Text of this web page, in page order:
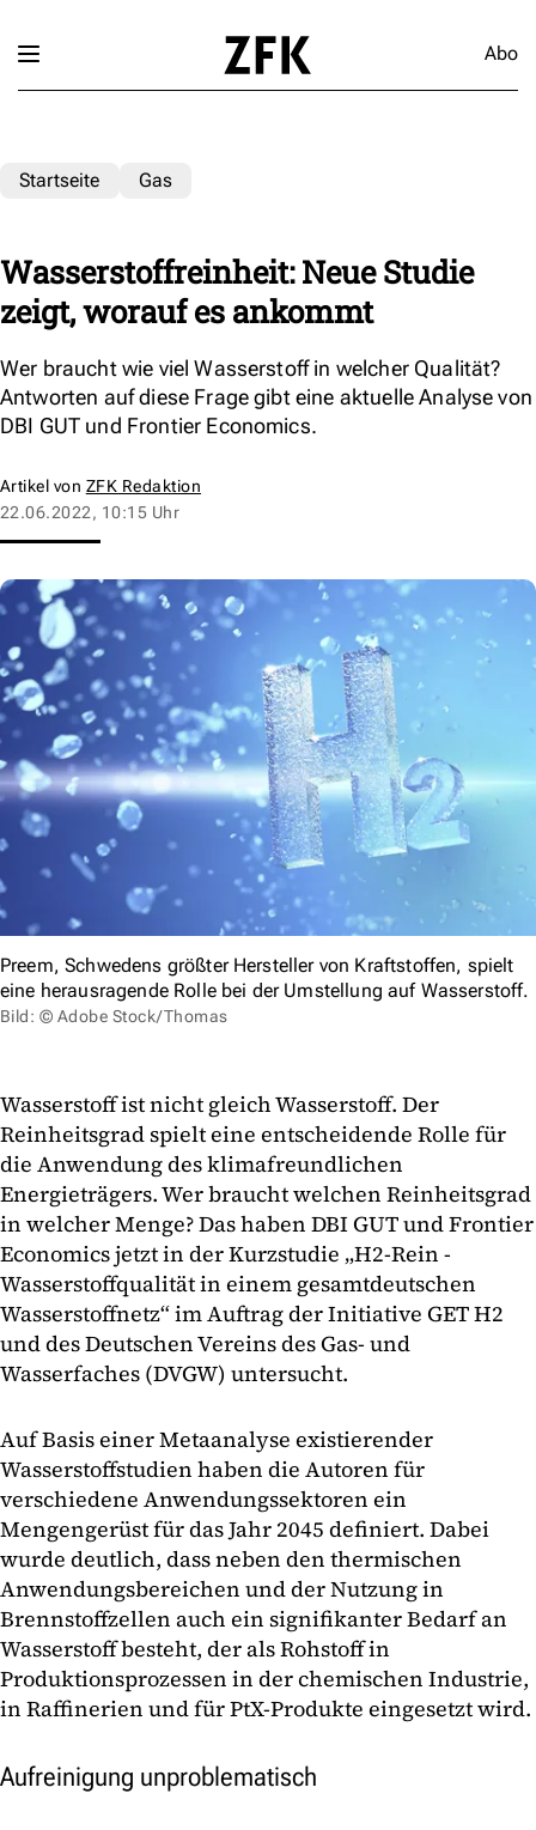
Abo
Startseite Gas
Wasserstoffreinheit: Neue Studie
zeigt, worauf es ankommt
Wer braucht wie viel Wasserstoff in welcher Qualität?
Antworten auf diese Frage gibt eine aktuelle Analyse von
DBI GUT und Frontier Economics.
Artikel von ZFK Redaktion
22.06.2022, 10:15 Uhr
Preem, Schwedens größter Hersteller von Kraftstoffen, spielt
eine herausragende Rolle bei der Umstellung auf Wasserstoff.
Bild: © Adobe Stock/Thomas
Wasserstoff ist nicht gleich Wasserstoff. Der
Reinheitsgrad spielt eine entscheidende Rolle für
die Anwendung des klimafreundlichen
Energieträgers. Wer braucht welchen Reinheitsgrad
in welcher Menge? Das haben DBI GUT und Frontier
Economics jetzt in der Kurzstudie „H2-Rein -
Wasserstoffqualität in einem gesamtdeutschen
Wasserstoffnetz“ im Auftrag der Initiative GET H2
und des Deutschen Vereins des Gas- und
Wasserfaches (DVGW) untersucht.
Auf Basis einer Metaanalyse existierender
Wasserstoffstudien haben die Autoren für
verschiedene Anwendungssektoren ein
Mengengerüst für das Jahr 2045 definiert. Dabei
wurde deutlich, dass neben den thermischen
Anwendungsbereichen und der Nutzung in
Brennstoffzellen auch ein signifikanter Bedarf an
Wasserstoff besteht, der als Rohstoff in
Produktionsprozessen in der chemischen Industrie,
in Raffinerien und für PtX-Produkte eingesetzt wird.
Aufreinigung unproblematisch